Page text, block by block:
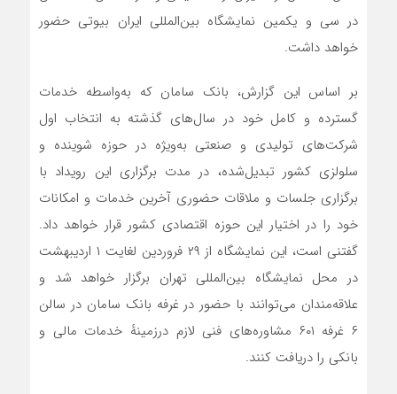
در سی‌ و یکمین نمایشگاه بین‌المللی ایران بیوتی حضور
خواهد داشت.
بر اساس این گزارش، بانک سامان که به‌واسطه خدمات
گسترده و کامل خود در سال‌های گذشته به انتخاب اول
شرکت‌های تولیدی و صنعتی به‌ویژه در حوزه شوینده و
سلولزی کشور تبدیل‌شده، در مدت برگزاری این رویداد با
برگزاری جلسات و ملاقات حضوری آخرین خدمات و امکانات
خود را در اختیار این حوزه اقتصادی کشور قرار خواهد داد.
گفتنی است، این نمایشگاه از ۲۹ فروردین لغایت ۱ اردیبهشت
در محل نمایشگاه بین‌المللی تهران برگزار خواهد شد و
علاقه‌مندان می‌توانند با حضور در غرفه بانک سامان در سالن
۶ غرفه ۶۰۱ مشاور‌ه‌های فنی لازم درزمینهٔ خدمات مالی و
بانکی را دریافت کنند.